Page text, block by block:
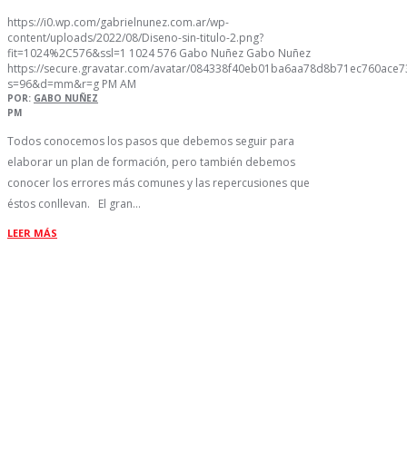
https://i0.wp.com/gabrielnunez.com.ar/wp-
content/uploads/2022/08/Diseno-sin-titulo-2.png?
fit=1024%2C576&ssl=1 1024576 Gabo Nuñez Gabo Nuñez
https://secure.gravatar.com/avatar/
s=96&d=mm&r=g PM AM
POR: GABO NUÑEZ
PM
Todos conocemos los pasos que debemos seguir para
elaborar un plan de formación, pero también debemos
conocer los errores más comunes y las repercusiones que
éstos conllevan. El gran…
LEER MÁS